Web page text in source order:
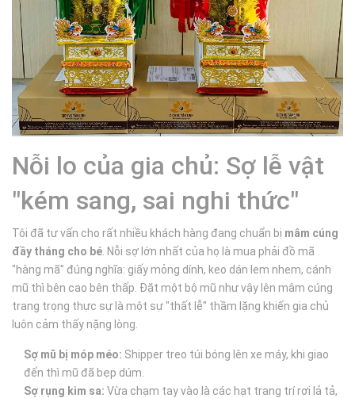
Nỗi lo của gia chủ: Sợ lễ vật
"kém sang, sai nghi thức"
Tôi đã tư vấn cho rất nhiều khách hàng đang chuẩn bị mâm cúng
đầy tháng cho bé . Nỗi sợ lớn nhất của họ là mua phải đồ mã
"hàng mã" đúng nghĩa: giấy mỏng dính, keo dán lem nhem, cánh
mũ thì bên cao bên thấp. Đặt một bộ mũ như vậy lên mâm cúng
trang trọng thực sự là một sự "thất lễ" thầm lặng khiến gia chủ
luôn cảm thấy nặng lòng.
Sợ mũ bị móp méo: Shipper treo túi bóng lên xe máy, khi giao
đến thì mũ đã bẹp dúm.
Sợ rụng kim sa: Vừa chạm tay vào là các hạt trang trí rơi lả tả,